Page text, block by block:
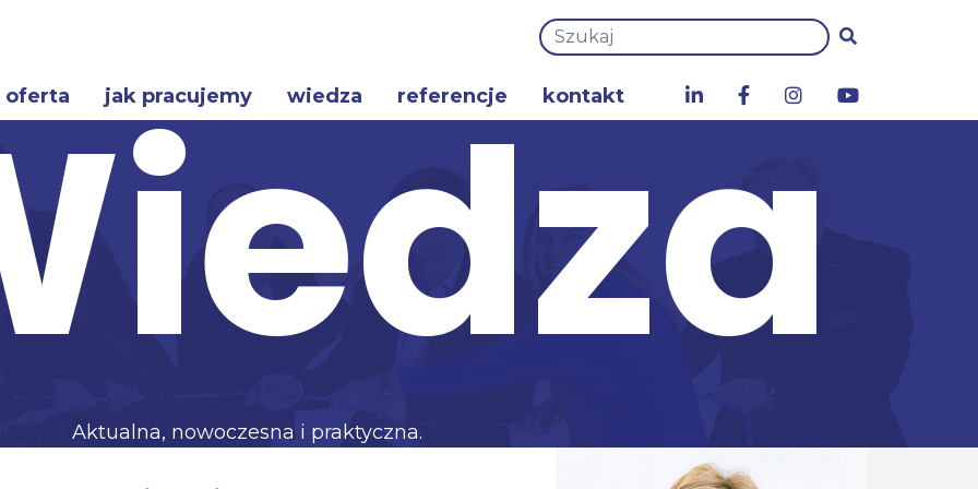
oferta jak pracujemy wiedza referencje kontakt
Aktualna, nowoczesna i praktyczna.